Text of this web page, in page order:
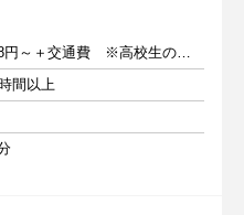
1授業(80分)2448円～＋交通費 ※高校生の場合
間以上